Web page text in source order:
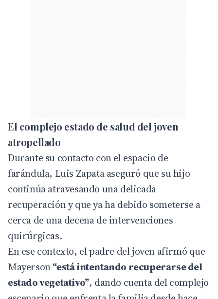
El complejo estado de salud del joven
atropellado
Durante su contacto con el espacio de
farándula, Luis Zapata aseguró que su hijo
continúa atravesando una delicada
recuperación y que ya ha debido someterse a
cerca de una decena de intervenciones
quirúrgicas.
En ese contexto, el padre del joven afirmó que
Mayerson“está intentando recuperarse del
estado vegetativo”, dando cuenta del complejo